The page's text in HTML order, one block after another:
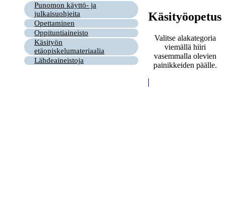
Punomon käyttö- ja
julkaisuohjeita
Opettaminen
Oppituntiaineisto
Käsityön
etäopiskelumateriaalia
Lähdeaineistoja
Käsityöopetus
Valitse alakategoria
viemällä hiiri
vasemmalla olevien
painikkeiden päälle.